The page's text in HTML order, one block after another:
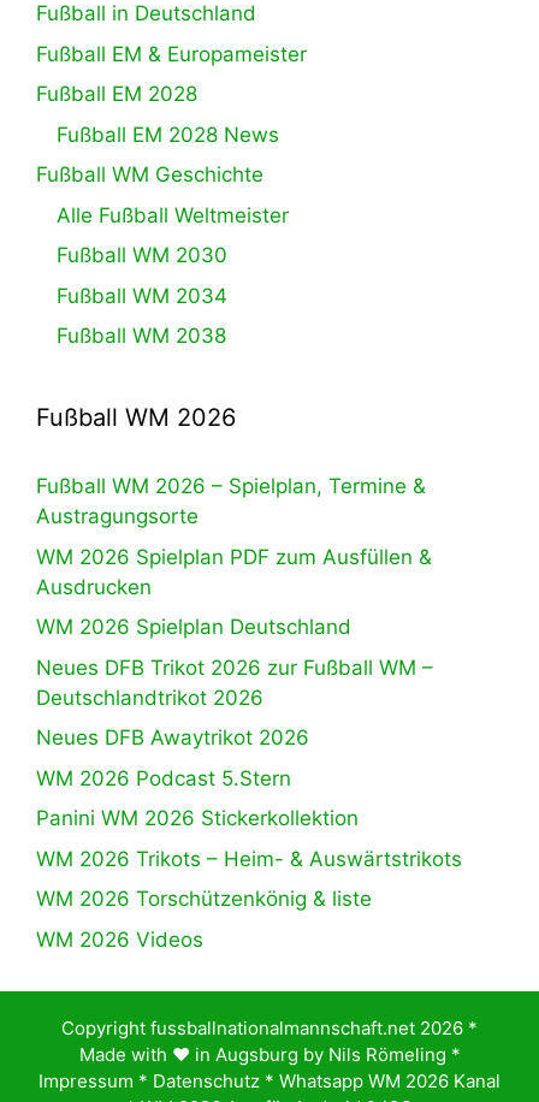
Fußball in Deutschland
Fußball EM & Europameister
Fußball EM 2028
Fußball EM 2028 News
Fußball WM Geschichte
Alle Fußball Weltmeister
Fußball WM 2030
Fußball WM 2034
Fußball WM 2038
Fußball WM 2026
Fußball WM 2026 – Spielplan, Termine &
Austragungsorte
WM 2026 Spielplan PDF zum Ausfüllen &
Ausdrucken
WM 2026 Spielplan Deutschland
Neues DFB Trikot 2026 zur Fußball WM –
Deutschlandtrikot 2026
Neues DFB Awaytrikot 2026
WM 2026 Podcast 5.Stern
Panini WM 2026 Stickerkollektion
WM 2026 Trikots – Heim- & Auswärtstrikots
WM 2026 Torschützenkönig & liste
WM 2026 Videos
Copyright fussballnationalmannschaft.net 2026 *
Made with ♥️ in Augsburg by Nils Römeling *
Impressum * Datenschutz * Whatsapp WM 2026 Kanal